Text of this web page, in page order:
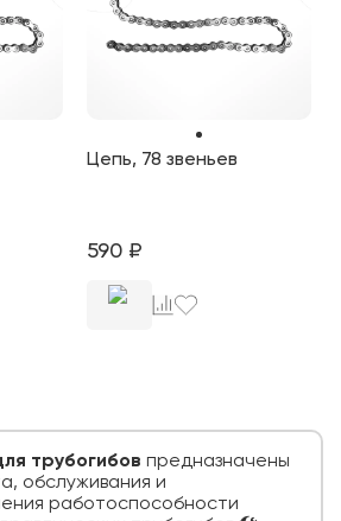
Цепь, 78 звеньев
590 ₽
трубогибов предназначены
обслуживания и
работоспособности